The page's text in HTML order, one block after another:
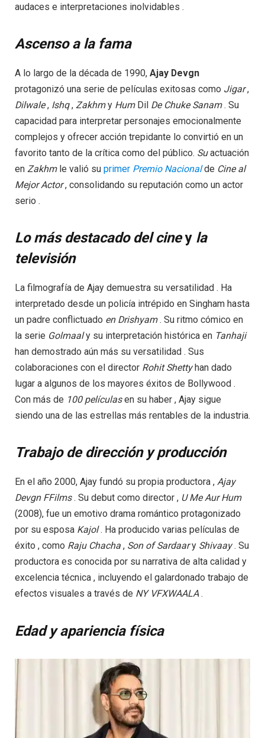
audaces e interpretaciones inolvidables .
Ascenso a la fama
A lo largo de la década de 1990, Ajay Devgn
protagonizó una serie de películas exitosas como Jigar,
Dilwale, Ishq, Zakhmy HumDil De Chuke Sanam. Su
capacidad para interpretar personajes emocionalmente
complejos y ofrecer acción trepidante lo convirtió en un
favorito tanto de la crítica como del público. Suactuación
en Zakhmle valió su primer Premio Nacionalde Cine al
Mejor Actor, consolidando su reputación como un actor
serio .
Lo más destacado del ciney la
televisión
La filmografía de Ajay demuestra su versatilidad . Ha
interpretado desde un policía intrépido en Singham hasta
un padre conflictuado en Drishyam. Su ritmo cómico en
la serie Golmaaly su interpretación histórica en Tanhaji
han demostrado aún más su versatilidad . Sus
colaboraciones con el director RohitShettyhan dado
lugar a algunos de los mayores éxitos de Bollywood .
Con más de 100 películasen su haber , Ajay sigue
siendo una de las estrellas más rentables de la industria.
Trabajo de dirección y producción
En el año 2000, Ajay fundó su propia productora , Ajay
Devgn FFilms. Su debut como director , UMeAurHum
(2008), fue un emotivo drama romántico protagonizado
por su esposa Kajol. Ha producido varias películas de
éxito , como Raju Chacha , Son ofSardaary Shivaay. Su
productora es conocida por su narrativa de alta calidad y
excelencia técnica , incluyendo el galardonado trabajo de
efectos visuales a través de NY VFXWAALA.
Edad y apariencia física